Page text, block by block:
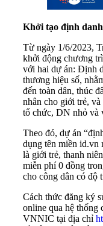
Khởi tạo định
Từ ngày 1/6/2023,
khởi động chương
với hai dự án: Định
thương hiệu số,
đến toàn dân, thúc
nhân cho giới trẻ,
tổ chức, DN nhỏ và
Theo đó, dự án
dụng tên miền
là giới trẻ, thanh
miễn phí 0 đồng
cho công dân có độ
Cách thức đăng ký
online qua hệ thống
VNNIC tại địa chỉ